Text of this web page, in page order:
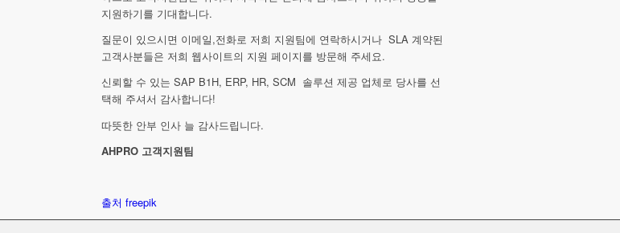
지원하기를 기대합니다.
질문이 있으시면 이메일,전화로 저희 지원팀에 연락하시거나 SLA 계약된
고객사분들은 저희 웹사이트의 지원 페이지를 방문해 주세요.
신뢰할 수 있는 SAP B1H, ERP, HR, SCM 솔루션 제공 업체로 당사를 선
택해 주셔서 감사합니다!
따뜻한 안부 인사 늘 감사드립니다.
AHPRO 고객지원팀
출처 freepik